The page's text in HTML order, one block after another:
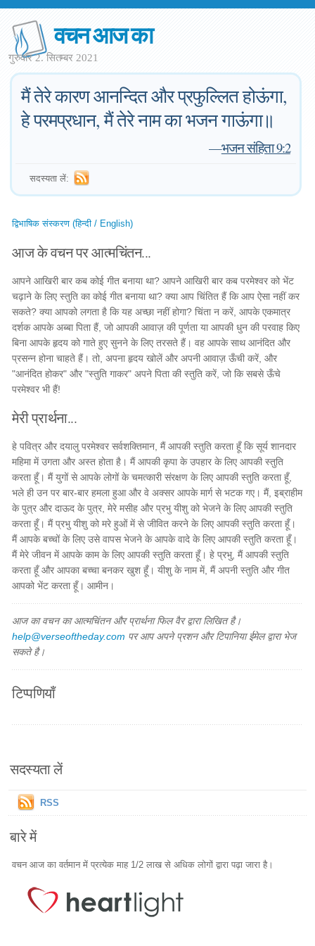
वचन आज का
गुरुवार 2. सितम्बर 2021
मैं तेरे कारण आनन्दित और प्रफुल्लित होऊंगा,
हे परमप्रधान, मैं तेरे नाम का भजन गाऊंगा॥
—भजन संहिता 9:2
सदस्यता लें:
द्विभाषिक संस्करण (हिन्दी / English)
आज के वचन पर आत्मचिंतन...
आपने आखिरी बार कब कोई गीत बनाया था? आपने आखिरी बार कब परमेश्वर को भेंट
चढ़ाने के लिए स्तुति का कोई गीत बनाया था? क्या आप चिंतित हैं कि आप ऐसा नहीं कर
सकते? क्या आपको लगता है कि यह अच्छा नहीं होगा? चिंता न करें, आपके एकमात्र
दर्शक आपके अब्बा पिता हैं, जो आपकी आवाज़ की पूर्णता या आपकी धुन की परवाह किए
बिना आपके हृदय को गाते हुए सुनने के लिए तरसते हैं। वह आपके साथ आनंदित और
प्रसन्न होना चाहते हैं। तो, अपना हृदय खोलें और अपनी आवाज़ ऊँची करें, और
"आनंदित होकर" और "स्तुति गाकर" अपने पिता की स्तुति करें, जो कि सबसे ऊँचे
परमेश्वर भी हैं!
मेरी प्रार्थना...
हे पवित्र और दयालु परमेश्वर सर्वशक्तिमान, मैं आपकी स्तुति करता हूँ कि सूर्य शानदार
महिमा में उगता और अस्त होता है। मैं आपकी कृपा के उपहार के लिए आपकी स्तुति
करता हूँ। मैं युगों से आपके लोगों के चमत्कारी संरक्षण के लिए आपकी स्तुति करता हूँ,
भले ही उन पर बार-बार हमला हुआ और वे अक्सर आपके मार्ग से भटक गए। मैं, इब्राहीम
के पुत्र और दाऊद के पुत्र, मेरे मसीह और प्रभु यीशु को भेजने के लिए आपकी स्तुति
करता हूँ। मैं प्रभु यीशु को मरे हुओं में से जीवित करने के लिए आपकी स्तुति करता हूँ।
मैं आपके बच्चों के लिए उसे वापस भेजने के आपके वादे के लिए आपकी स्तुति करता हूँ।
मैं मेरे जीवन में आपके काम के लिए आपकी स्तुति करता हूँ। हे प्रभु, मैं आपकी स्तुति
करता हूँ और आपका बच्चा बनकर खुश हूँ। यीशु के नाम में, मैं अपनी स्तुति और गीत
आपको भेंट करता हूँ। आमीन।
आज का वचन का आत्मचिंतन और प्रार्थना फिल वैर द्वारा लिखित है।
help@verseoftheday.com पर आप अपने प्रशन और टिपानिया ईमेल द्वारा भेज
सकते है।
टिप्पणियाँ
सदस्यता लें
RSS
बारे में
वचन आज का वर्तमान में प्रत्येक माह 1/2 लाख से अधिक लोगों द्वारा पढ़ा जारा है।